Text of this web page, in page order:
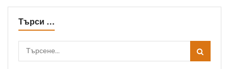
Търси …